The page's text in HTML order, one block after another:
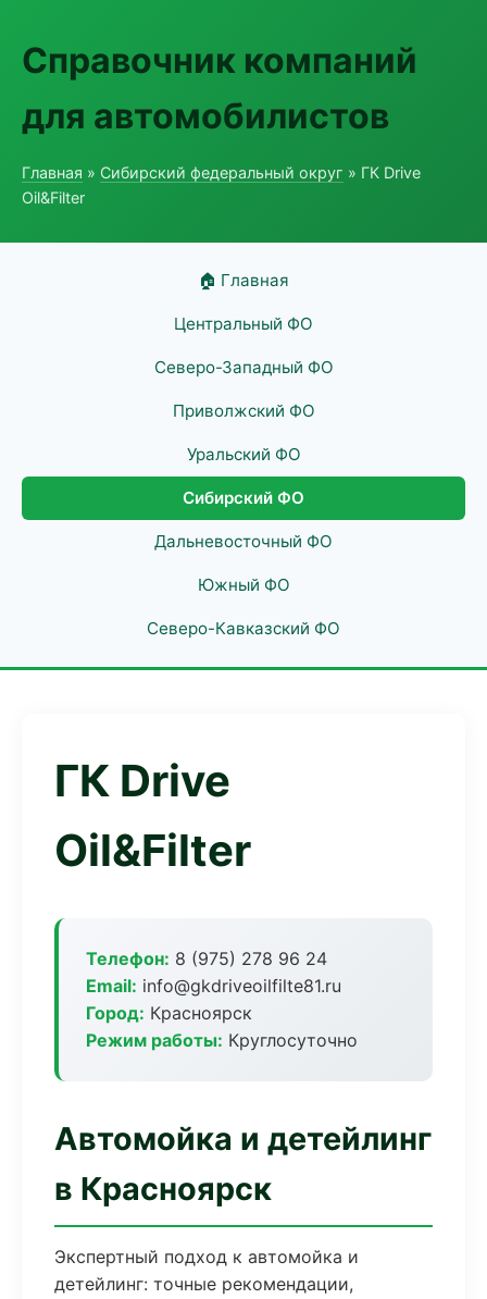
Справочник компаний
для автомобилистов
Главная » Сибирский федеральный округ » ГК Drive
Oil&Filter
🏠 Главная
Центральный ФО
Северо-Западный ФО
Приволжский ФО
Уральский ФО
Сибирский ФО
Дальневосточный ФО
Южный ФО
Северо-Кавказский ФО
ГК Drive
Oil&Filter
Телефон: 8 (975) 278 96 24
Email: info@gkdriveoilfilte81.ru
Город: Красноярск
Режим работы: Круглосуточно
Автомойка и детейлинг
в Красноярск
Экспертный подход к автомойка и
детейлинг: точные рекомендации,